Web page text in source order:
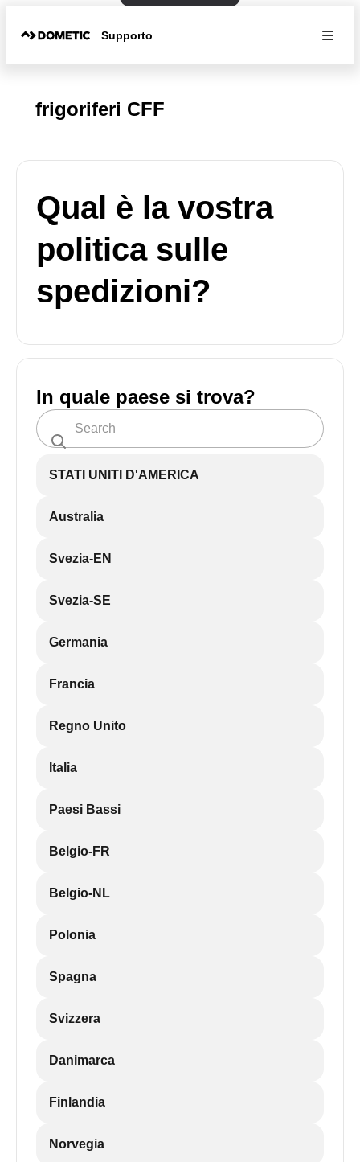
Supporto
frigoriferi CFF
Qual è la vostra
politica sulle
spedizioni?
In quale paese si trova?
STATI UNITI D'AMERICA
Australia
Svezia-EN
Svezia-SE
Germania
Francia
Regno Unito
Italia
Paesi Bassi
Belgio-FR
Belgio-NL
Polonia
Spagna
Svizzera
Danimarca
Finlandia
Norvegia